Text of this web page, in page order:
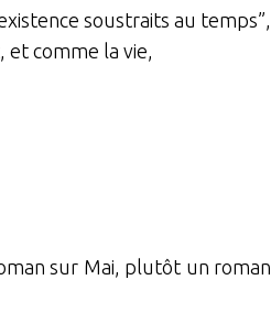
soustraits au temps”,
comme la vie,
sur Mai, plutôt un roman